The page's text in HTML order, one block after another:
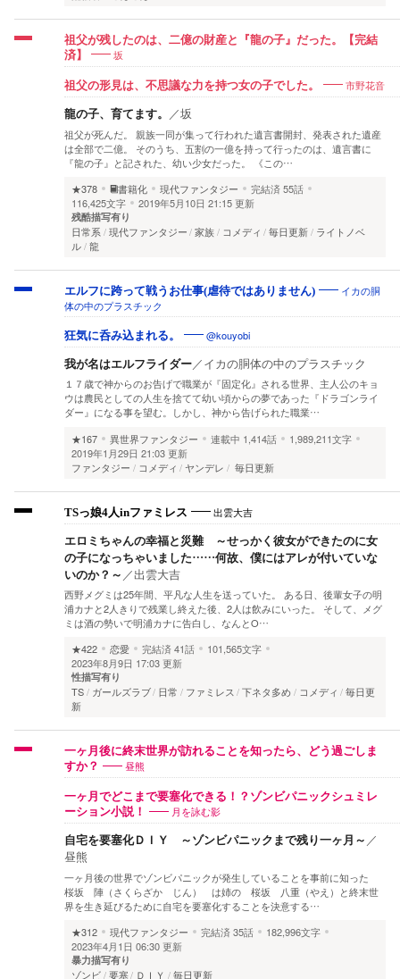
祖父が残したのは、二億の財産と『龍の子』だった。【完結
済】
坂
祖父の形見は、不思議な力を持つ女の子でした。 市野花音
龍の子、育てます。 ／坂
祖父が死んだ。 親族一同が集って行われた遺言書開封、発表された遺産
は全部で二億。 そのうち、五割の一億を持って行ったのは、遺言書に
『龍の子』と記された、幼い少女だった。 《この…
★378
書籍化 現代ファンタジー 完結済 55話
116,425文字
2019年5月10日 21:15 更新
残酷描写有り
日常系 現代ファンタジー 家族 コメディ 毎日更新
ライトノベ
ル 龍
エルフに跨って戦うお仕事(虐待ではありません)
イカの胴
体の中のプラスチック
狂気に呑み込まれる。 @kouyobi
我が名はエルフライダー／イカの胴体の中のプラスチック
１７歳で神からのお告げで職業が『固定化』される世界、主人公のキョ
ウは農民としての人生を捨てて幼い頃からの夢であった『ドラゴンライ
ダー』になる事を望む。しかし、神から告げられた職業…
★167
異世界ファンタジー 連載中 1,414話
1,989,211文字
2019年1月29日 21:03 更新
ファンタジー
コメディ ヤンデレ 毎日更新
TSっ娘4人inファミレス 出雲大吉
エロミちゃんの幸福と災難 ～せっかく彼女ができたのに女
の子になっちゃいました……何故、僕にはアレが付いていな
いのか？～ ／出雲大吉
西野メグミは25年間、平凡な人生を送っていた。 ある日、後輩女子の明
浦カナと2人きりで残業し終えた後、2人は飲みにいった。 そして、メグ
ミは酒の勢いで明浦カナに告白し、なんとO…
★422
恋愛 完結済41話
101,565文字
2023年8月9日 17:03 更新
性描写有り
TS ガールズラブ 日常 ファミレス 下ネタ多め コメディ
毎日更
新
一ヶ月後に終末世界が訪れることを知ったら、どう過ごしま
すか？
昼熊
一ヶ月でどこまで要塞化できる！？ゾンビパニックシュミレ
ーション小説！
月を詠む影
自宅を要塞化ＤＩＹ ～ゾンビパニックまで残り一ヶ月～ ／
昼熊
一ヶ月後の世界でゾンビパニックが発生していることを事前に知った
桜坂 陣（さくらざか じん） は姉の 桜坂 八重（やえ）と終末世
界を生き延びるために自宅を要塞化することを決意する…
★312
現代ファンタジー 完結済35話
182,996文字
2023年4月1日 06:30 更新
暴力描写有り
ゾンビ 要塞 ＤＩＹ 毎日更新